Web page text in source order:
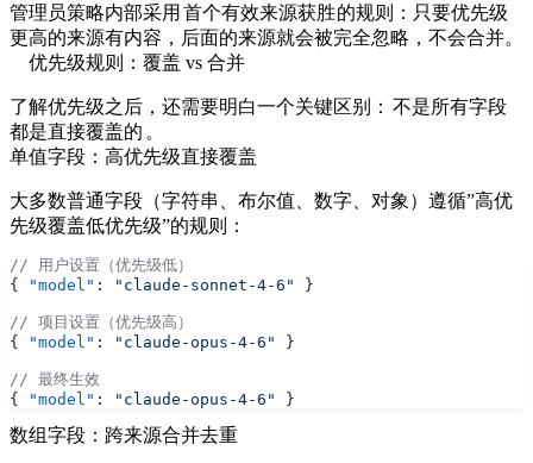
管理员策略内部采用 首个有效来源获胜的规则：只要优先级
更高的来源有内容，后面的来源就会被完全忽略，不会合并。
优先级规则：覆盖 vs 合并
了解优先级之后，还需要明白一个关键区别： 不是所有字段
都是直接覆盖的 。
单值字段：高优先级直接覆盖
大多数普通字段（字符串、布尔值、数字、对象）遵循”高优
先级覆盖低优先级”的规则：
// 用户设置（优先级低）
{
"model" : "claude-sonnet-4-6" }
// 项目设置（优先级高）
{
"model" : "claude-opus-4-6" }
// 最终生效
{
"model" : "claude-opus-4-6" }
数组字段：跨来源合并去重